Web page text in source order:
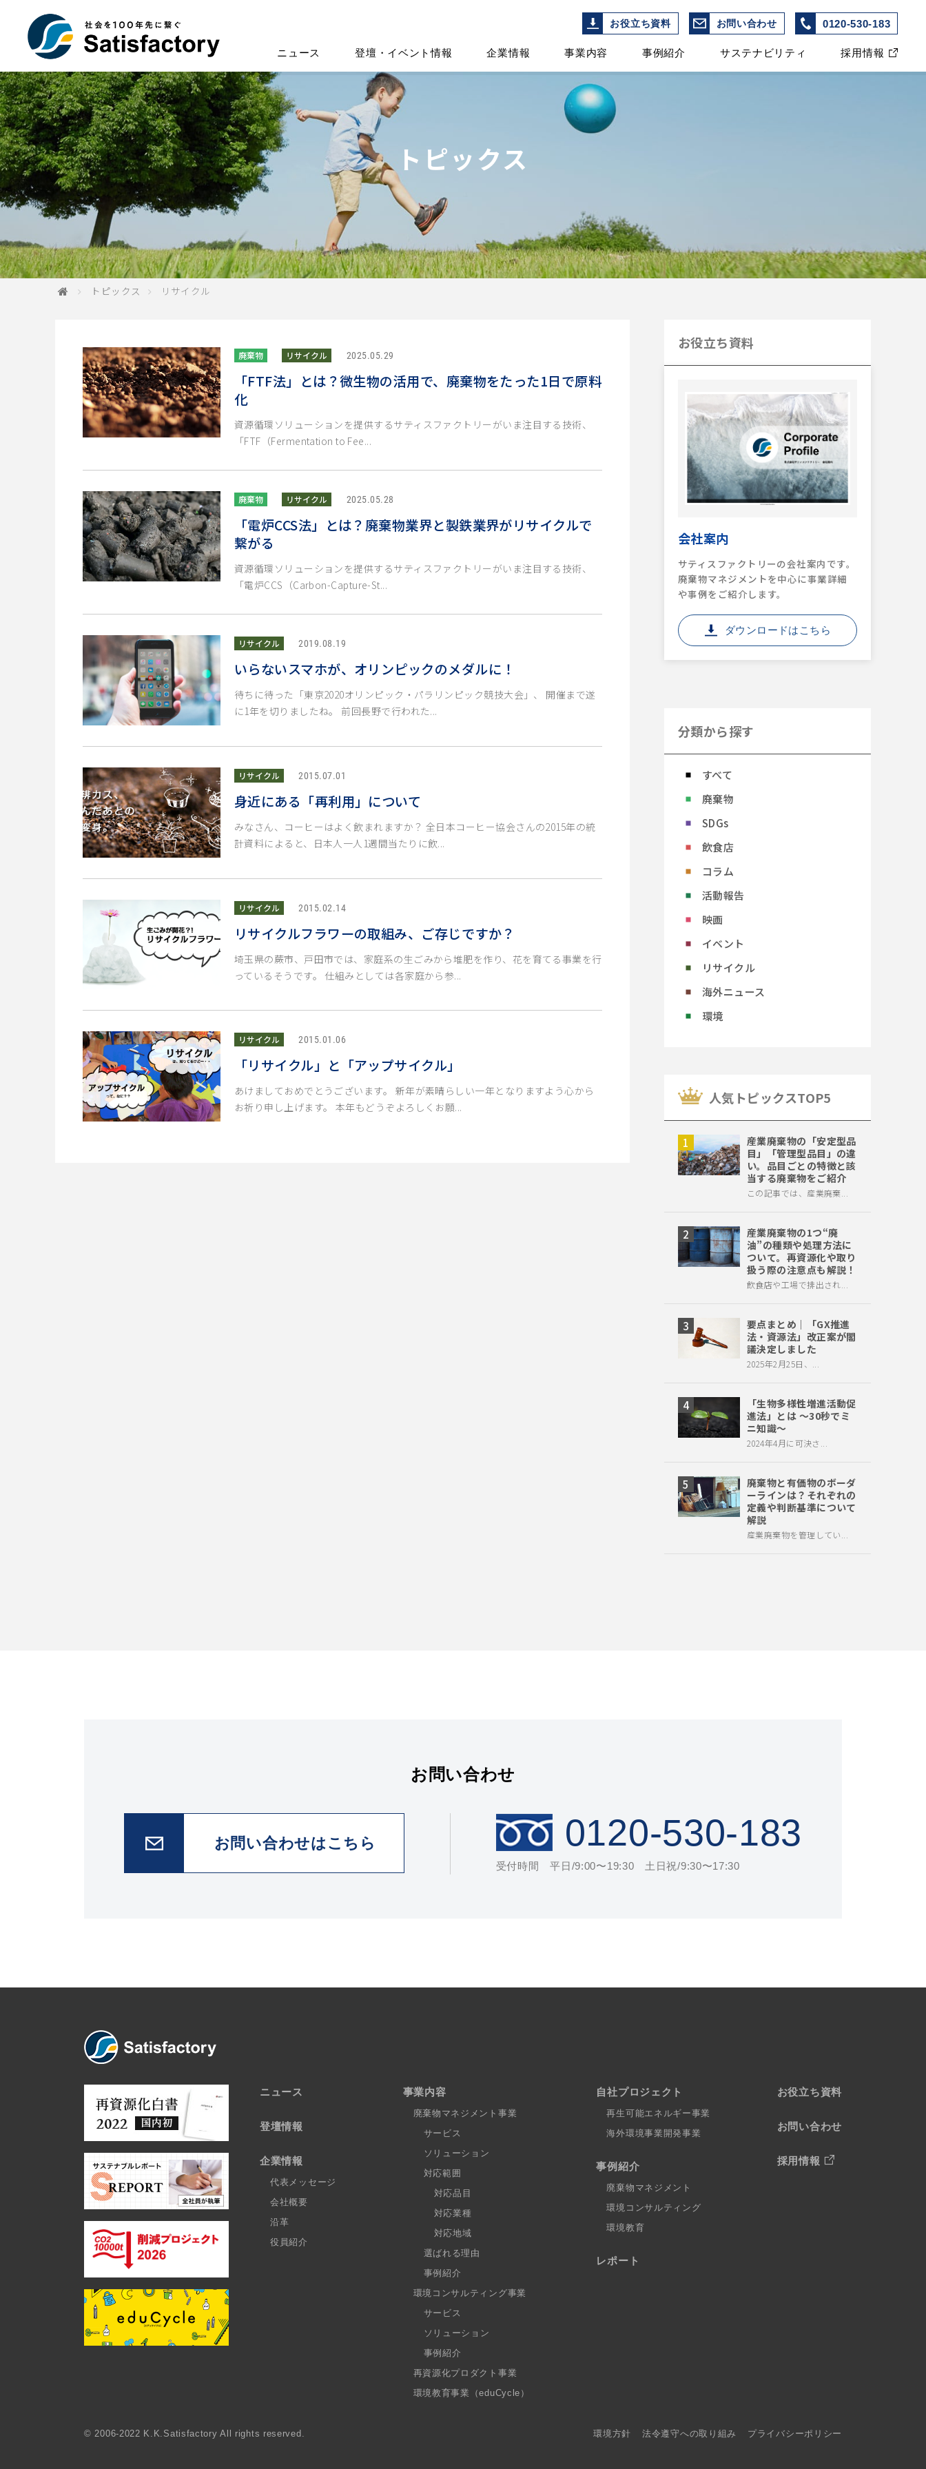
お役立ち資料 お問い合わせ 0120-530-183
ニュース 登壇・イベント情報 企業情報 事業内容 事例紹介 サステナビリティ 採用情報
トピックス
トピックス リサイクル
廃棄物 リサイクル 2025.05.29
「FTF法」とは？微生物の活用で、廃棄物をたった1日で原料
化
資源循環ソリューションを提供するサティスファクトリーがいま注目する技術、
「FTF（Fermentation to Fee...
廃棄物 リサイクル 2025.05.28
「電炉CCS法」とは？廃棄物業界と製鉄業界がリサイクルで
繋がる
資源循環ソリューションを提供するサティスファクトリーがいま注目する技術、
「電炉CCS（Carbon-Capture-St...
リサイクル 2019.08.19
いらないスマホが、オリンピックのメダルに！
待ちに待った「東京2020オリンピック・パラリンピック競技大会」、 開催まで遂
に1年を切りましたね。 前回長野で行われた...
リサイクル 2015.07.01
身近にある「再利用」について
みなさん、コーヒーはよく飲まれますか？ 全日本コーヒー協会さんの2015年の統
計資料によると、日本人一人1週間当たりに飲...
リサイクル 2015.02.14
リサイクルフラワーの取組み、ご存じですか？
埼玉県の蕨市、戸田市では、家庭系の生ごみから堆肥を作り、花を育てる事業を行
っているそうです。 仕組みとしては各家庭から参...
リサイクル 2015.01.06
「リサイクル」と「アップサイクル」
あけましておめでとうございます。 新年が素晴らしい一年となりますよう心から
お祈り申し上げます。 本年もどうぞよろしくお願...
お役立ち資料
会社案内
サティスファクトリーの会社案内です。
廃棄物マネジメントを中心に事業詳細
や事例をご紹介します。
ダウンロードはこちら
分類から探す
すべて
廃棄物
SDGs
飲食店
コラム
活動報告
映画
イベント
リサイクル
海外ニュース
環境
⼈気トピックスTOP5
産業廃棄物の「安定型品
目」「管理型品目」の違
い。品目ごとの特徴と該
当する廃棄物をご紹介
この記事では、産業廃棄...
産業廃棄物の1つ“廃
油”の種類や処理方法に
ついて。再資源化や取り
扱う際の注意点も解説！
飲食店や工場で排出され...
要点まとめ｜「GX推進
法・資源法」改正案が閣
議決定しました
2025年2月25日、...
「生物多様性増進活動促
進法」とは ～30秒でミ
ニ知識～
2024年4月に可決さ...
廃棄物と有価物のボーダ
ーラインは？それぞれの
定義や判断基準について
解説
産業廃棄物を管理してい...
お問い合わせ
お問い合わせはこちら 0120-530-183
受付時間 平日/9:00〜19:30 土日祝/9:30〜17:30
ニュース
登壇情報
企業情報
代表メッセージ
会社概要
沿革
役員紹介
事業内容
廃棄物マネジメント事業
サービス
ソリューション
対応範囲
対応品目
対応業種
対応地域
選ばれる理由
事例紹介
環境コンサルティング事業
サービス
ソリューション
事例紹介
再資源化プロダクト事業
環境教育事業（eduCycle）
自社プロジェクト
再生可能エネルギー事業
海外環境事業開発事業
事例紹介
廃棄物マネジメント
環境コンサルティング
環境教育
レポート
お役立ち資料
お問い合わせ
採用情報
環境方針 法令遵守への取り組み プライバシーポリシー
© 2006-2022 K.K.Satisfactory All rights reserved.